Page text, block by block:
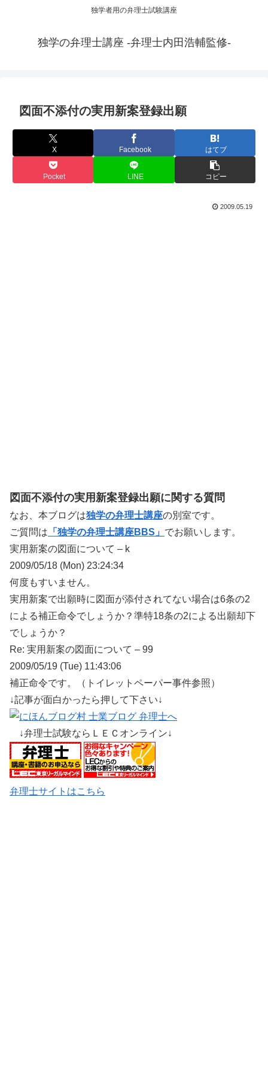
独学者用の弁理士試験講座
独学の弁理士講座 -弁理士内田浩輔監修-
図面不添付の実用新案登録出願
X Facebook はてブ
Pocket LINE コピー
2009.05.19
図面不添付の実用新案登録出願に関する質問
なお、本ブログは独学の弁理士講座の別室です。
ご質問は 「独学の弁理士講座BBS」 でお願いします。
実用新案の図面について – k
2009/05/18 (Mon) 23:24:34
何度もすいません。
実用新案で出願時に図面が添付されてない場合は6条の2
による補正命令でしょうか？準特18条の2による出願却下
でしょうか？
Re: 実用新案の図面について – 99
2009/05/19 (Tue) 11:43:06
補正命令です。（トイレットペーパー事件参照）
↓記事が面白かったら押して下さい↓
↓弁理士試験ならＬＥＣオンライン↓
弁理士サイトはこちら